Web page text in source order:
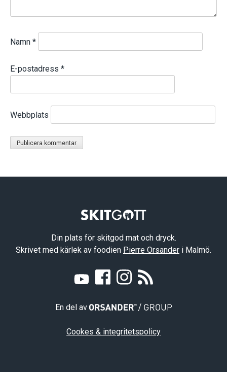
Namn *
E-postadress *
Webbplats
Din plats för skitgod mat och dryck.
Skrivet med kärlek av foodien Pierre Orsander i Malmö.
En del av
Cookes & integritetspolicy